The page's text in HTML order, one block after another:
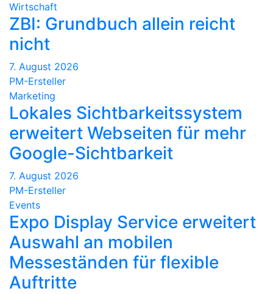
Wirtschaft
ZBI: Grundbuch allein reicht
nicht
7. August 2026
PM-Ersteller
Marketing
Lokales Sichtbarkeitssystem
erweitert Webseiten für mehr
Google-Sichtbarkeit
7. August 2026
PM-Ersteller
Events
Expo Display Service erweitert
Auswahl an mobilen
Messeständen für flexible
Auftritte